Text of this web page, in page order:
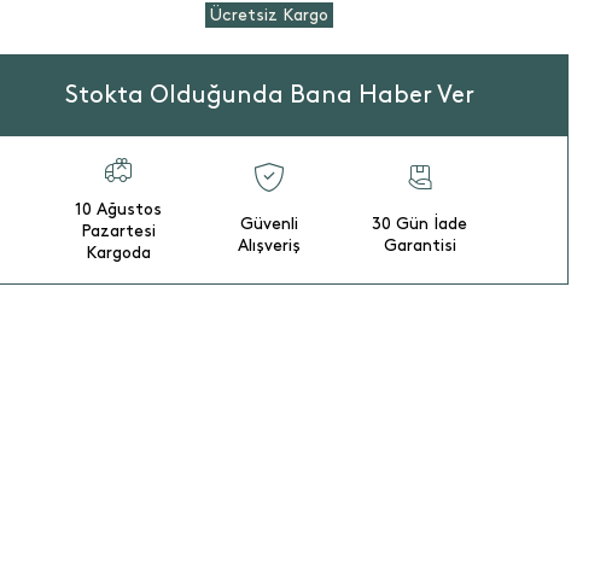
Ücretsiz Kargo
Stokta Olduğunda Bana Haber Ver
10 Ağustos
Pazartesi
Kargoda
Güvenli
Alışveriş
30 Gün İade
Garantisi